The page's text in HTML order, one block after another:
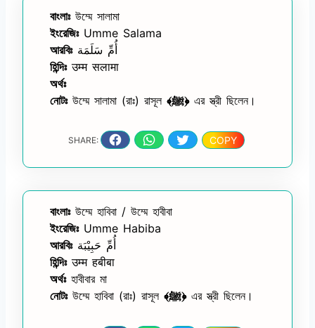
বাংলাঃউম্মে সালামা
ইংরেজিঃUmme Salama
আরবিঃ أُمِّ سَلَمَة
হিন্দিঃउम्म सलामा
অর্থঃ
নোটঃউম্মে সালামা (রাঃ) রাসূল ﴾ﷺ﴿এর স্ত্রী ছিলেন।
SHARE: COPY
বাংলাঃউম্মে হাবিবা / উম্মে হাবীবা
ইংরেজিঃUmme Habiba
আরবিঃ أُمِّ حَبِيْبَة
হিন্দিঃउम्म हबीबा
অর্থঃহাবীবার মা
নোটঃউম্মে হাবিবা (রাঃ) রাসূল ﴾ﷺ﴿এর স্ত্রী ছিলেন।